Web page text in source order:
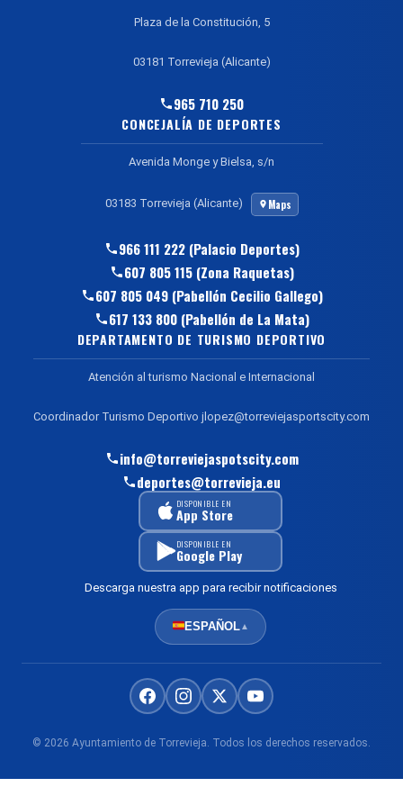
Plaza de la Constitución, 5
03181 Torrevieja (Alicante)
965 710 250
CONCEJALÍA DE DEPORTES
Avenida Monge y Bielsa, s/n
03183 Torrevieja (Alicante) Maps
966 111 222 (Palacio Deportes)
607 805 115 (Zona Raquetas)
607 805 049 (Pabellón Cecilio Gallego)
617 133 800 (Pabellón de La Mata)
DEPARTAMENTO DE TURISMO DEPORTIVO
Atención al turismo Nacional e Internacional
Coordinador Turismo Deportivo jlopez@torreviejasportscity.com
info@torreviejaspotscity.com
deportes@torrevieja.eu
DISPONIBLE EN
App Store
DISPONIBLE EN
Google Play
Descarga nuestra app para recibir notificaciones
ESPAÑOL▲
© 2026 Ayuntamiento de Torrevieja. Todos los derechos reservados.